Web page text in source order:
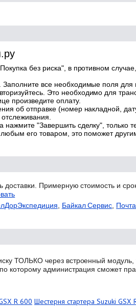
без риска", в противном
Заполните все необходимые поля
Это необходимо для
произведите оплату.
об отправке (номер накладной,
"Завершить сделку", только
его товаром, это поможет
доставки. Примерную стоимость и
Байкал Сервис
ТОЛЬКО через встроенный модуль,
которому администрация сможет
R 600 Шестерня стартера Suzuki GSX